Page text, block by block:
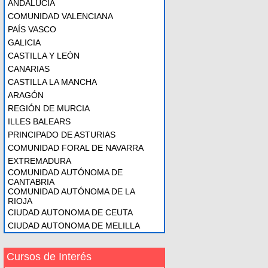
ANDALUCÍA
COMUNIDAD VALENCIANA
PAÍS VASCO
GALICIA
CASTILLA Y LEÓN
CANARIAS
CASTILLA LA MANCHA
ARAGÓN
REGIÓN DE MURCIA
ILLES BALEARS
PRINCIPADO DE ASTURIAS
COMUNIDAD FORAL DE NAVARRA
EXTREMADURA
COMUNIDAD AUTÓNOMA DE
CANTABRIA
COMUNIDAD AUTÓNOMA DE LA
RIOJA
CIUDAD AUTONOMA DE CEUTA
CIUDAD AUTONOMA DE MELILLA
Cursos de Interés